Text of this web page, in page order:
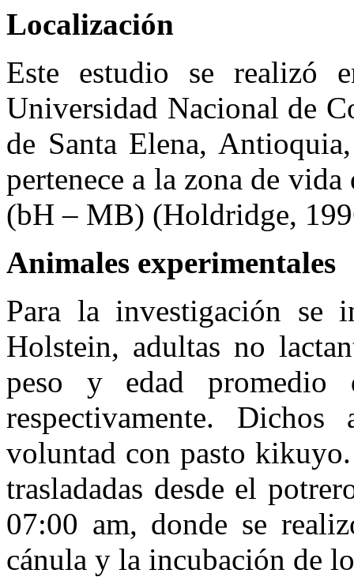
Localización
Este estudio se realizó
Universidad Nacional de
de Santa Elena,
pertenece a la zona de
(bH – MB) (Holdridge,
Animales experimentales
Para la investigación se
Holstein, adultas no
peso y edad
respectivamente.
voluntad con pasto
trasladadas desde el
07:00 am, donde se
cánula y la incubación de